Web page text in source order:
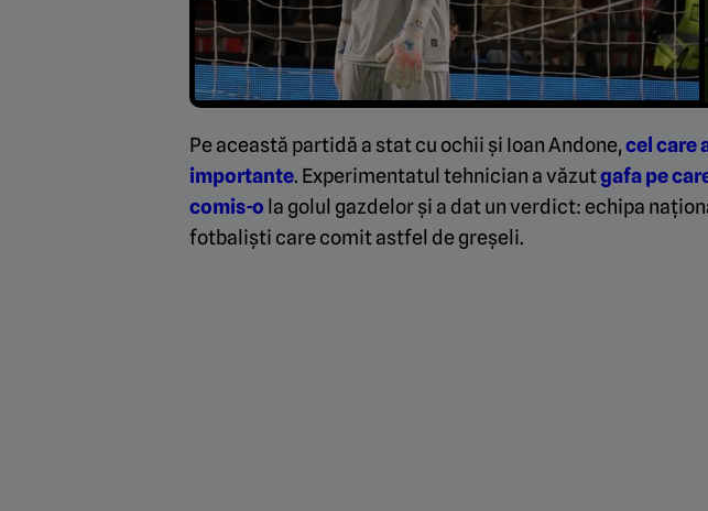
Pe această partidă a stat cu ochii și Ioan Andone,cel care
importante. Experimentatul tehnician a văzutgafa pe
comis-o la golul gazdelor și a dat un verdict: echipa
fotbaliști care comit astfel de greșeli.